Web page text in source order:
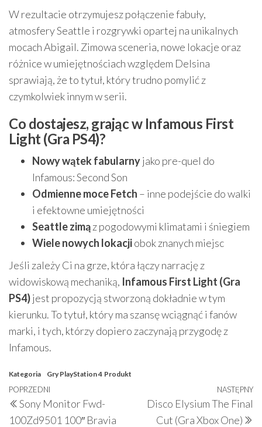
W rezultacie otrzymujesz połączenie fabuły,
atmosfery Seattle i rozgrywki opartej na unikalnych
mocach Abigail. Zimowa sceneria, nowe lokacje oraz
różnice w umiejętnościach względem Delsina
sprawiają, że to tytuł, który trudno pomylić z
czymkolwiek innym w serii.
Co dostajesz, grając w Infamous First
Light (Gra PS4)?
Nowy wątek fabularnyjako pre-quel do
Infamous: Second Son
Odmienne moce Fetch – inne podejście do walki
i efektowne umiejętności
Seattle zimąz pogodowymi klimatami i śniegiem
Wiele nowych lokacjiobok znanych miejsc
Jeśli zależy Ci na grze, która łączy narrację z
widowiskową mechaniką, Infamous First Light (Gra
PS4)jest propozycją stworzoną dokładnie w tym
kierunku. To tytuł, który ma szansę wciągnąć i fanów
marki, i tych, którzy dopiero zaczynają przygodę z
Infamous.
Kategoria Gry PlayStation 4 Produkt
Nawigacja
wpisu
Poprzedni
wpis
POPRZEDNI
Sony Monitor Fwd-
100Zd9501 100″ Bravia
NASTĘPNY
Disco Elysium The Final
Cut (Gra Xbox One)